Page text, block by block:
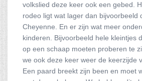
volkslied deze keer ook een gebed.
rodeo ligt wat lager dan bijvoorbeeld
Cheyenne. En er zijn wat meer
kinderen. Bijvoorbeeld hele kleintjes
op een schaap moeten proberen te
we ook deze keer weer de keerzijde
Een paard breekt zijn been en moet